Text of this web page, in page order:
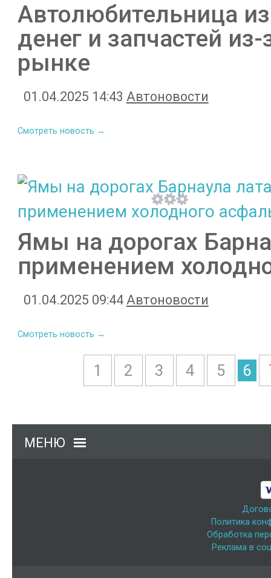
Автолюбительница
денег и запчастей
рынке
01.04.2025 14:43 Автоновости
Смотреть новость →
Ямы на дорогах
применением
01.04.2025 09:44 Автоновости
Смотреть новость →
1 2 3 4 5 6
МЕНЮ
Политика
Обработка
Реклама в